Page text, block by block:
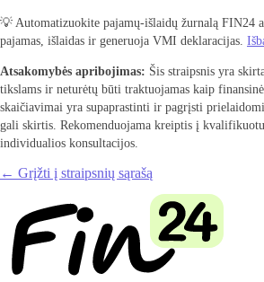
💡 Automatizuokite pajamų-išlaidų žurnalą FIN24
pajamas, išlaidas ir generuoja VMI deklaracijas.
Atsakomybės apribojimas: Šis straipsnis yra
tikslams ir neturėtų būti traktuojamas kaip
skaičiavimai yra supaprastinti ir pagrįsti
gali skirtis. Rekomenduojama kreiptis į
individualios konsultacijos.
← Grįžti į straipsnių sąrašą